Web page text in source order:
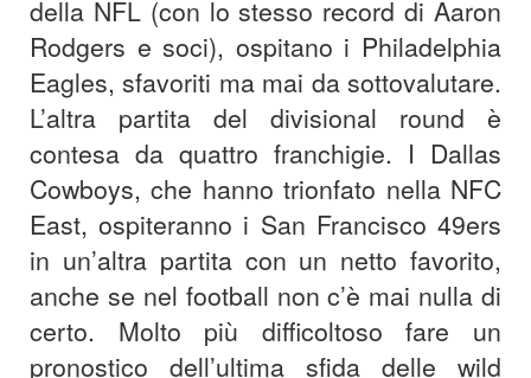
della NFL (con lo stesso record di Aaron
Rodgers e soci), ospitano i Philadelphia
Eagles, sfavoriti ma mai da sottovalutare.
L’altra partita del divisional round è
contesa da quattro franchigie. I Dallas
Cowboys, che hanno trionfato nella NFC
East, ospiteranno i San Francisco 49ers
in un’altra partita con un netto favorito,
anche se nel football non c’è mai nulla di
certo. Molto più difficoltoso fare un
pronostico dell’ultima sfida delle wild